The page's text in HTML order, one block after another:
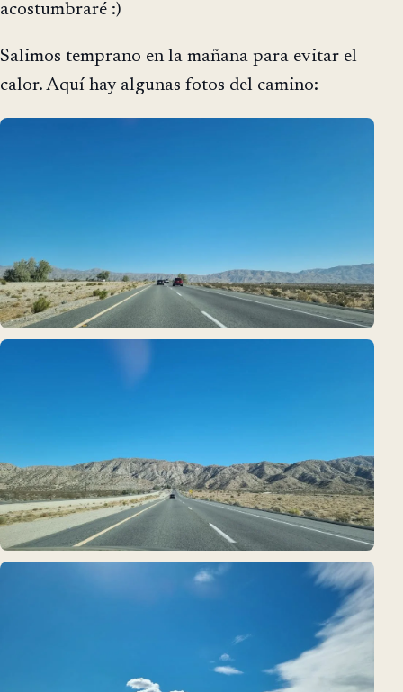
acostumbraré :)
Salimos temprano en la mañana para evitar el
calor. Aquí hay algunas fotos del camino: